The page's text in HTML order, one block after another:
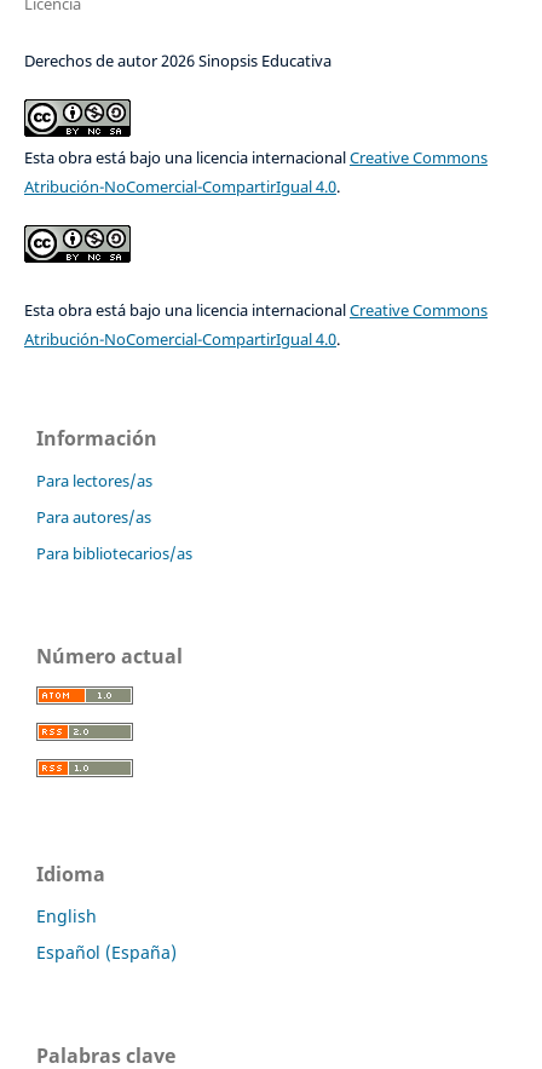
Derechos de autor 2026 Sinopsis Educativa
Esta obra está bajo una licencia internacionalCreative Commons
Atribución-NoComercial-CompartirIgual 4.0.
Esta obra está bajo una licencia internacionalCreative Commons
Atribución-NoComercial-CompartirIgual 4.0.
Información
Para lectores/as
Para autores/as
Para bibliotecarios/as
Número actual
Idioma
English
Español (España)
Palabras clave